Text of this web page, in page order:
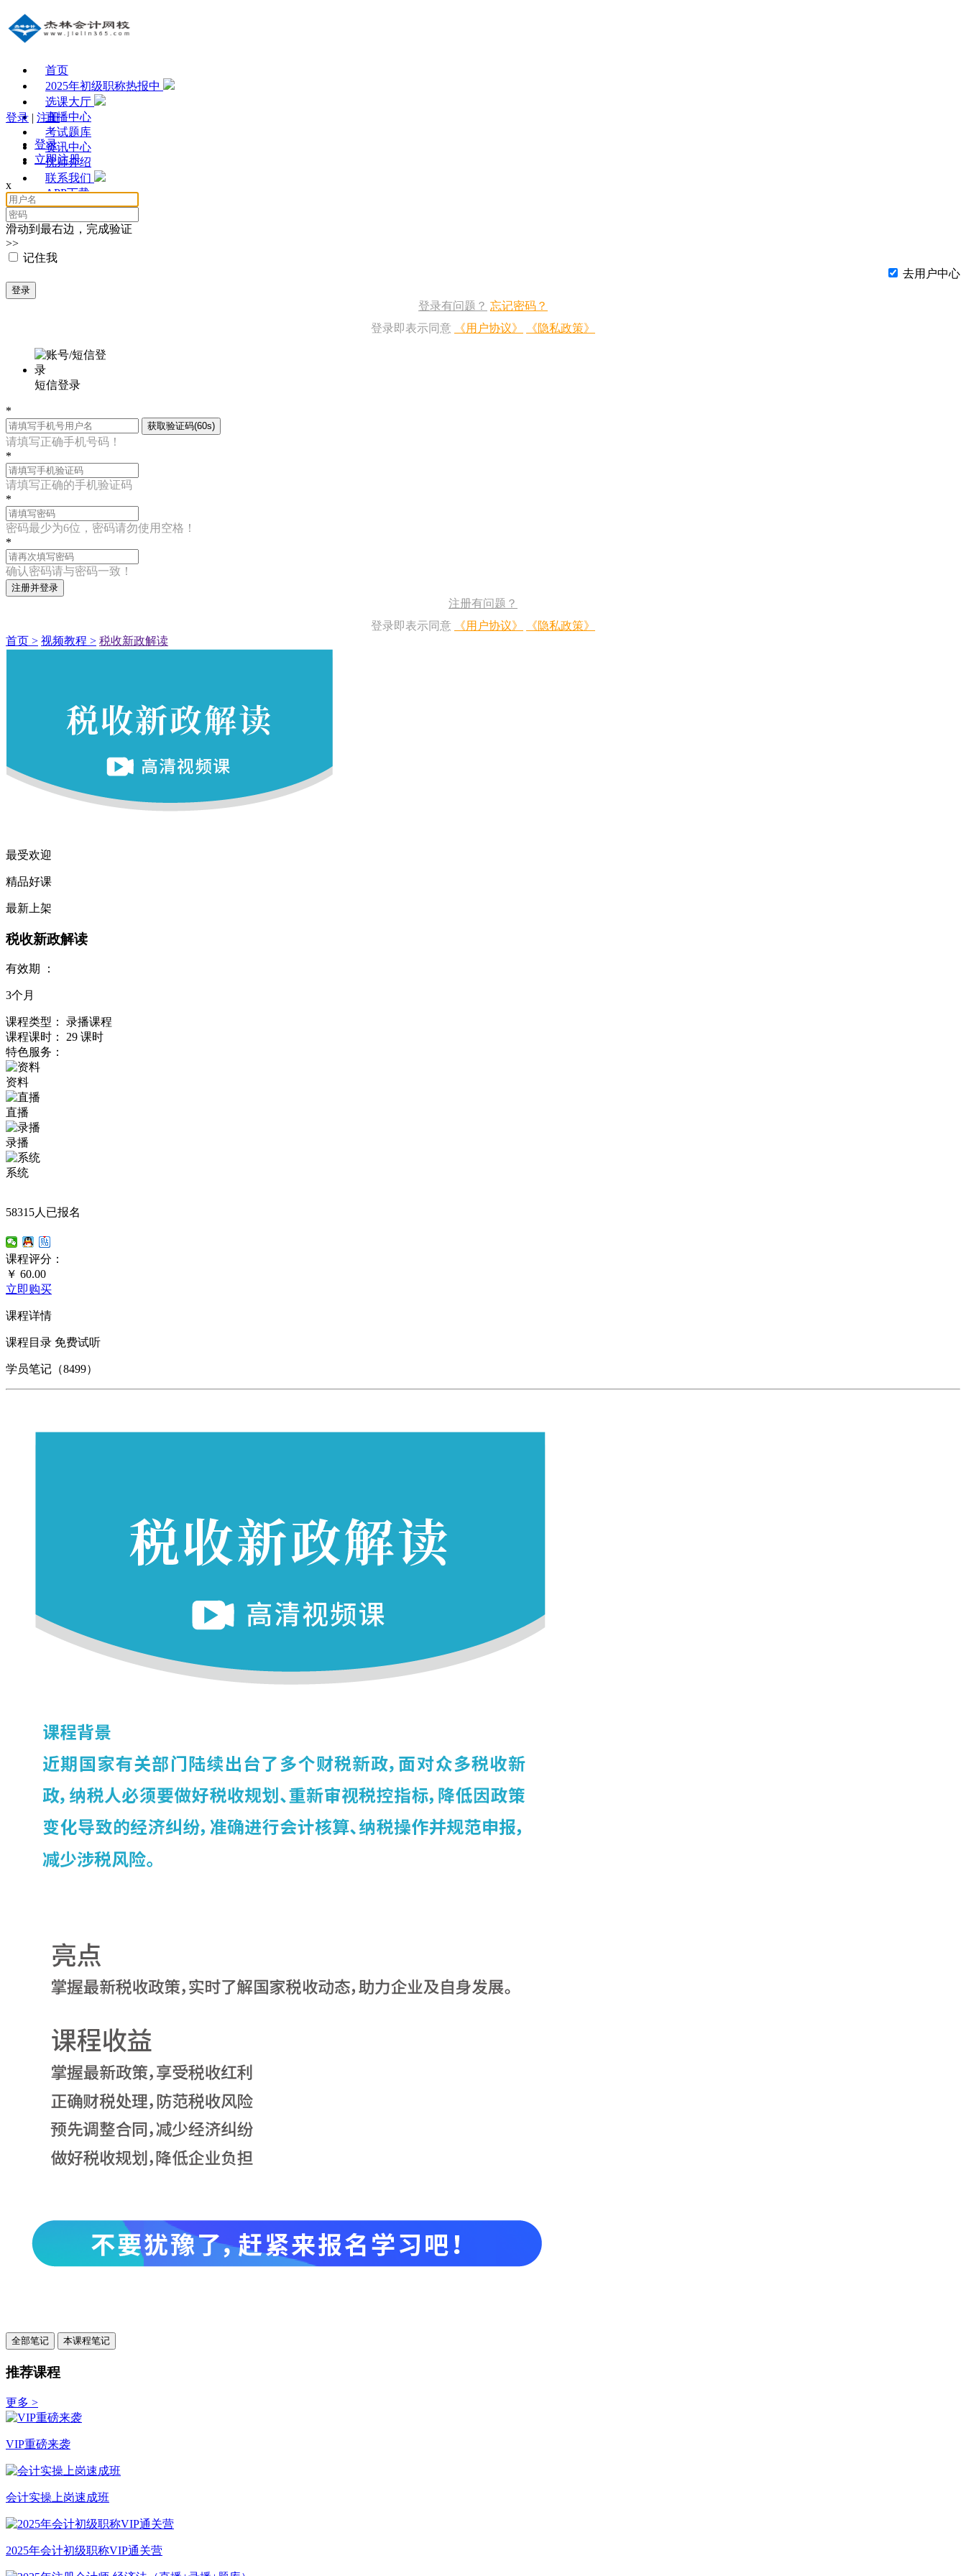
首页
2025年初级职称热报中
选课大厅
直播中心
考试题库
资讯中心
优师介绍
联系我们
APP下载
登录 | 注册
登录
立即注册
x
滑动到最右边，完成验证
>>
记住我
去用户中心
登录
登录有问题？ 忘记密码？
登录即表示同意
《用户协议》 《隐私政策》
短信登录
*
获取验证码(60s)
请填写正确手机号码！
*
请填写正确的手机验证码
*
密码最少为6位，密码请勿使用空格！
*
确认密码请与密码一致！
注册并登录
注册有问题？
登录即表示同意
《用户协议》
《隐私政策》
首页 > 视频教程 > 税收新政解读
最受欢迎
精品好课
最新上架
税收新政解读
有效期 ：
3个月
课程类型： 录播课程
课程课时： 29 课时
特色服务：
资料
直播
录播
系统
58315人已报名
课程评分：
￥ 60.00
立即购买
课程详情
课程目录 免费试听
学员笔记（8499）
全部笔记 本课程笔记
推荐课程
更多 >
VIP重磅来袭
会计实操上岗速成班
2025年会计初级职称VIP通关营